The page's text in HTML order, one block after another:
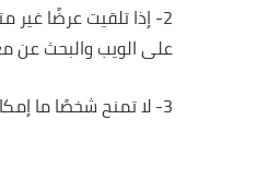
2- إذا تلقيت عرضًا
على الويب والبحث عن
3- لا تمنح شخصًا ما إمكانية الوصول عن بُعد إلى جهازك إلا إذا إتصلت بالشركة أولاً بإستخدام رقمها الحقيقي.